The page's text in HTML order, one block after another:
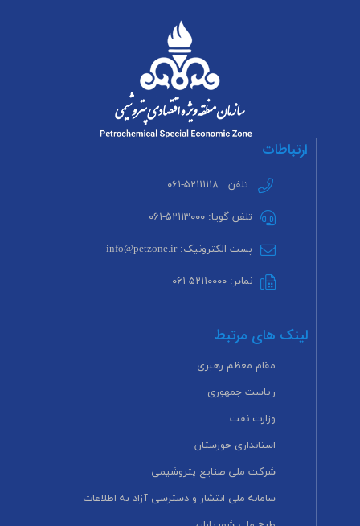
ارتباطات
تلفن : ۵۲۱۱۱۱۱۸-۰۶۱
تلفن گویا: ۵۲۱۱۳۰۰۰-۰۶۱
پست الکترونیک: info@petzone.ir
نمابر: ۵۲۱۱۰۰۰۰-۰۶۱
لینک های مرتبط
مقام معظم رهبری
ریاست جمهوری
وزارت نفت
استانداری خوزستان
شرکت ملی صنایع پتروشیمی
سامانه ملی انتشار و دسترسی آزاد به اطلاعات